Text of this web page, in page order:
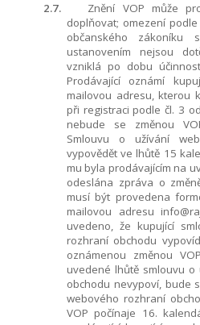
2.7.
Znění VOP může
doplňovat; omezení
občanského zákoníku
ustanovením nejsou
vzniklá po dobu
Prodávající oznámí
mailovou adresu, kterou
při registraci podle čl. 3
nebude se změnou
Smlouvu o užívání
vypovědět ve lhůtě 15
mu byla prodávajícím na
odeslána zpráva o
musí být provedena
mailovou adresu
uvedeno, že kupující
rozhraní obchodu
oznámenou změnou
uvedené lhůtě smlouvu
obchodu nevypoví, bude
webového rozhraní
VOP počínaje 16.